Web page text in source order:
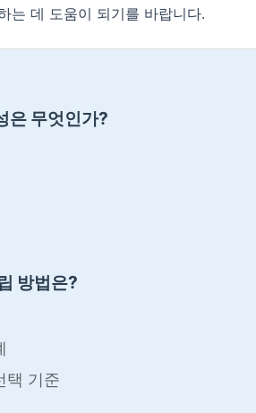
는 데 도움이 되기를 바랍니다.
은 무엇인가?
방법은?
택 기준